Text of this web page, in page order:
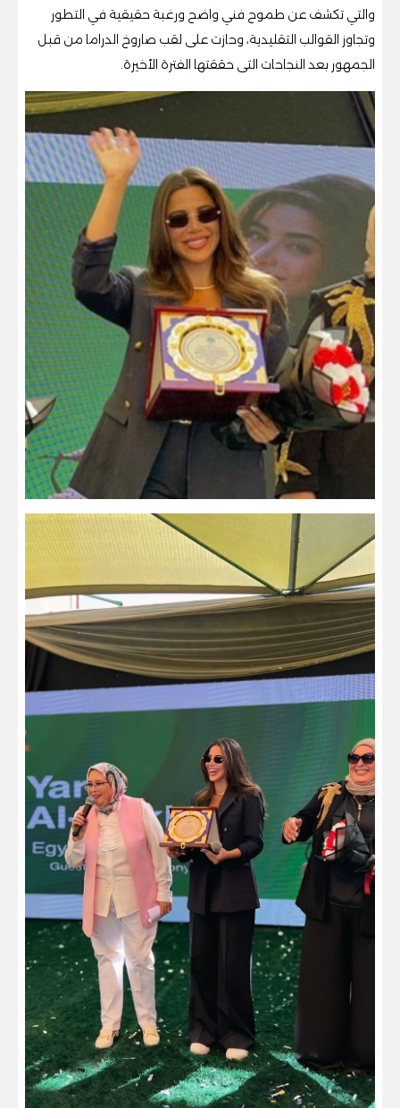
والتي تكشف عن طموح فني واضح ورغبة حقيقية في التطور
وتجاوز القوالب التقليدية، وحازت على لقب صاروخ الدراما من قبل
الجمهور بعد النجاحات التى حققتها الفترة الأخيرة.